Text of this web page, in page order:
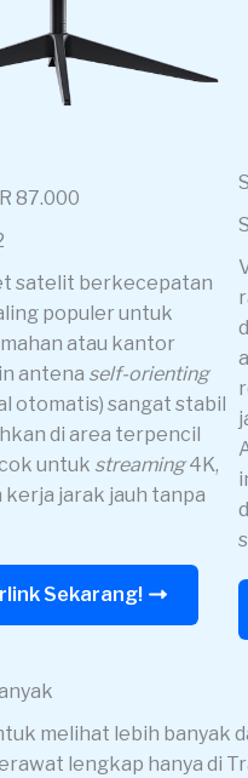
87.000
satelit berkecepatan
populer untuk
atau kantor
antena self-orienting
otomatis) sangat stabil
di area terpencil
untuk streaming4K,
kerja jarak jauh tanpa
Sekarang!
melihat lebih banyak
lengkap hanya di